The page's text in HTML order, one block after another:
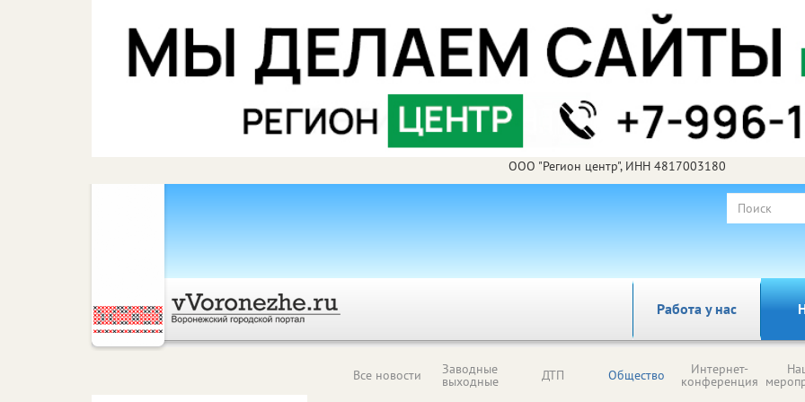
ООО "Регион центр", ИНН 4817003180
Работа у нас
Все новости Заводные
выходные ДТП Общество Интернет-
конференция